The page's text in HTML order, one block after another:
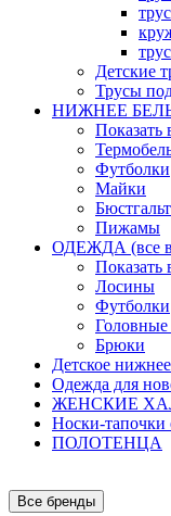
Детские
Трусы
НИЖНЕЕ
Показать
Футболки
Майки
Пижамы
ОДЕЖДА (все
Показать
Лосины
Футболки
Брюки
Детское
Одежда для
ЖЕНСКИЕ
Носки-тапочки
ПОЛОТЕНЦА
Все бренды